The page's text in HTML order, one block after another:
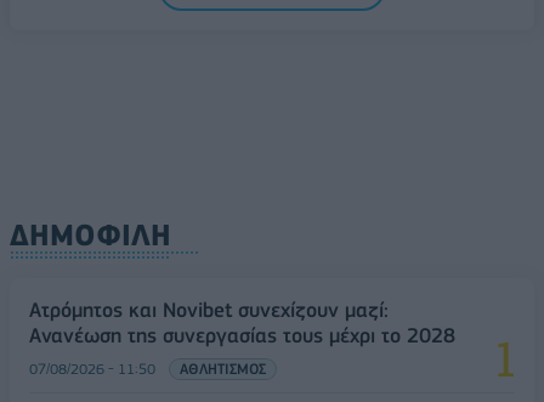
ΔΗΜΟΦΙΛΗ
Ατρόμητος και Novibet συνεχίζουν μαζί:
Ανανέωση της συνεργασίας τους μέχρι το 2028
07/08/2026 - 11:50 ΑΘΛΗΤΙΣΜΟΣ